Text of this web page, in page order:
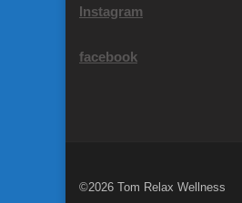
Instagram
facebook
©2026 Tom Relax Wellness